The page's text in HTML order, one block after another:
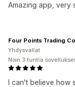
Amazing app, very
I can't believe how
Four Points Trading
Yhdysvallat
Noin 3 tuntia